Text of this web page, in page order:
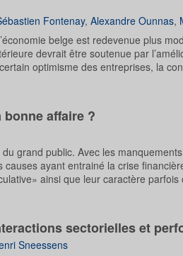
Fontenay, Alexandre Ounnas,
belge est redevenue plus
devrait être soutenue par
optimisme des entreprises, la
affaire ?
grand public. Avec les
ayant entrainé la crise
ainsi que leur caractère
sectorielles et
Sneessens